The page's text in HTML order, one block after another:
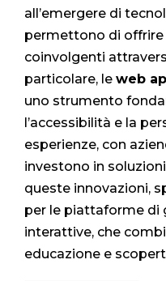
all’emergere di
permettono di offrire
coinvolgenti
particolare, le web
uno strumento
l’accessibilità e la
esperienze, con
investono in
queste innovazioni,
per le piattaforme di
interattive, che
educazione e